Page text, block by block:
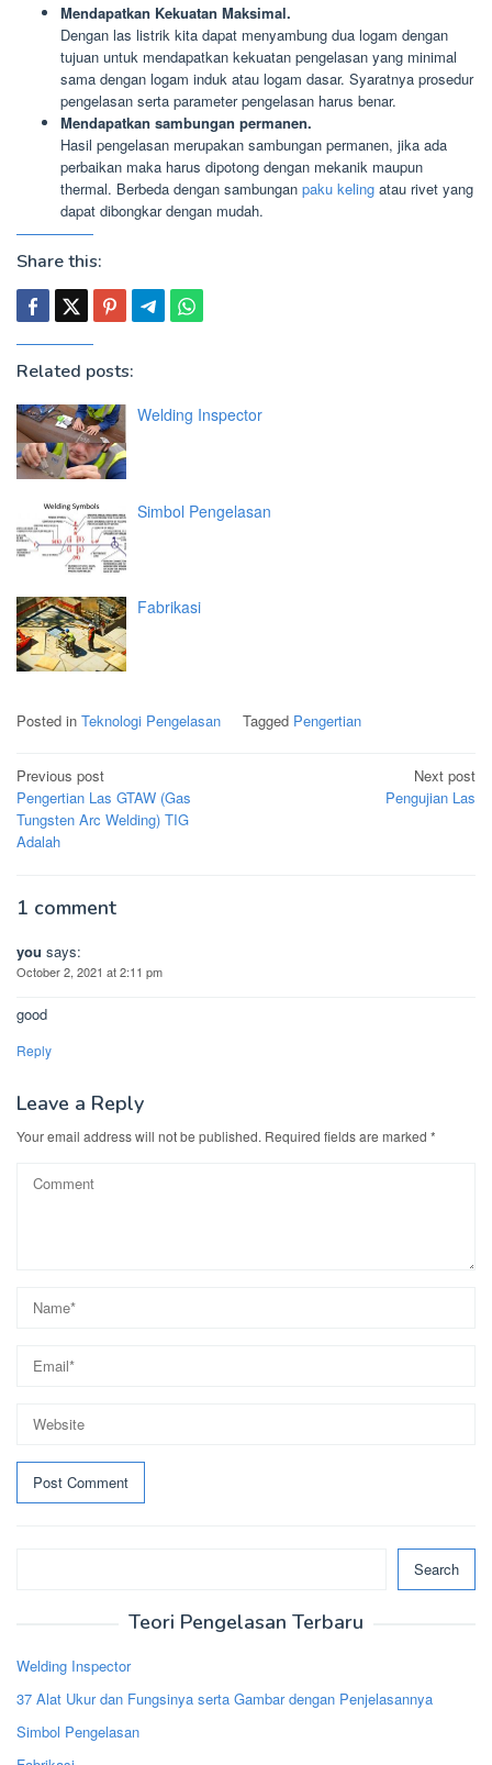
Mendapatkan Kekuatan Maksimal.
Dengan las listrik kita dapat menyambung dua logam dengan
tujuan untuk mendapatkan kekuatan pengelasan yang minimal
sama dengan logam induk atau logam dasar. Syaratnya prosedur
pengelasan serta parameter pengelasan harus benar.
Mendapatkan sambungan permanen.
Hasil pengelasan merupakan sambungan permanen, jika ada
perbaikan maka harus dipotong dengan mekanik maupun
thermal. Berbeda dengan sambungan paku keling atau rivet yang
dapat dibongkar dengan mudah.
Share this:
Related posts:
Welding Inspector
Simbol Pengelasan
Fabrikasi
Posted in Teknologi Pengelasan Tagged Pengertian
Post
navigation
Previous post
Pengertian Las GTAW (Gas
Tungsten Arc Welding) TIG
Adalah
Next post
Pengujian Las
1 comment
you says:
October 2, 2021 at 2:11 pm
good
Reply
Leave a Reply
Your email address will not be published. Required fields are marked *
Search
Teori Pengelasan Terbaru
Welding Inspector
37 Alat Ukur dan Fungsinya serta Gambar dengan Penjelasannya
Simbol Pengelasan